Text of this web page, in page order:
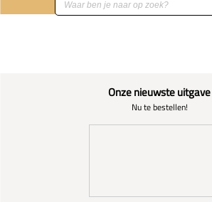
Onze nieuwste uitgave
Nu te bestellen!